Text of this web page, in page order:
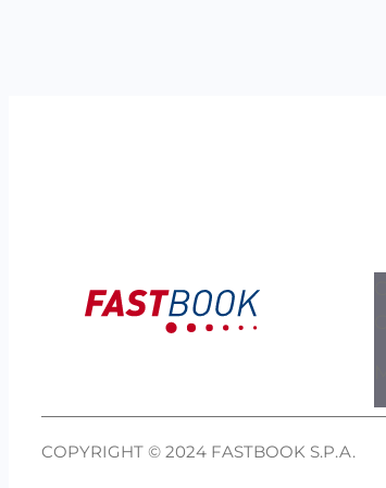
COPYRIGHT © 2024 FASTBOOK S.P.A.